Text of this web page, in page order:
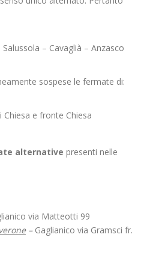
– Cavaglià – Anzasco
sospese le fermate di:
Chiesa e fronte Chiesa
alternative presenti nelle
via Matteotti 99
– Gaglianico via Gramsci fr.